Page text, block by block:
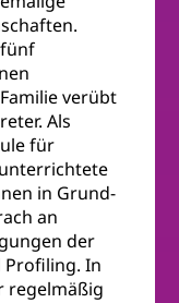
verübt
Als
für
in Grund-
an
der
Profiling. In
regelmäßig